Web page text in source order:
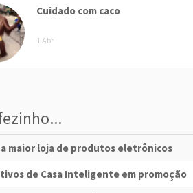
Cuidado com caco
1 Abr
a maior loja de produtos eletrônicos
de Casa Inteligente em promoção